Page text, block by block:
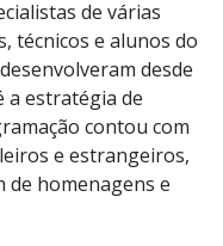
de várias
técnicos e alunos do
desde
a estratégia de
contou com
e estrangeiros,
de homenagens e